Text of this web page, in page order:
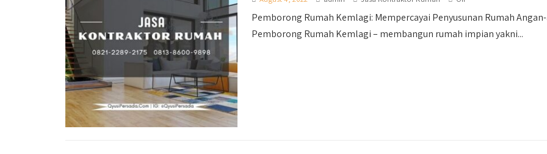
Pemborong Rumah Kemlagi: Mempercayai Penyusunan Rumah
Pemborong Rumah Kemlagi – membangun rumah impian yakni...